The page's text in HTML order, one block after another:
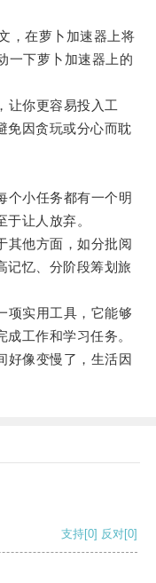
在萝卜加速器上将
一下萝卜加速器上的
你更容易投入工
免因贪玩或分心而耽
小任务都有一个明
让人放弃。
他方面，如分批阅
记忆、分阶段筹划旅
实用工具，它能够
工作和学习任务。
像变慢了，生活因
支持[0] 反对[0]